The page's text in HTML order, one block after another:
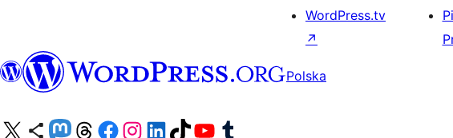
WordPress.tv
↗
Polska
Odwiedź nasze konto X (dawniej Twitter)
Odwiedź nasze konto Bluesky
Odwiedź nasze konto na Mastodoncie
Odwiedź naszego Threadsa
Odwiedź naszego Facebooka
Odwiedź nasze konto na Instagramie
Odwiedź nasze konto na LinkedIn
Odwiedź naszego TikToka
Odwiedź nasz kanał YouTube
Odwiedź naszego Tumblra